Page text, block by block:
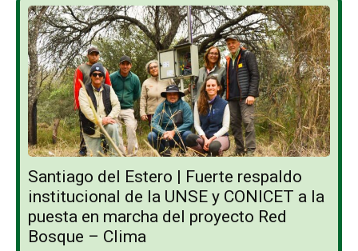
Santiago del Estero | Fuerte respaldo
institucional de la UNSE y CONICET a la
puesta en marcha del proyecto Red
Bosque – Clima